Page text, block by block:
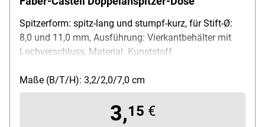
Spitzerform: spitz-lang und stumpf-kurz, für Stift-Ø:
8,0 und 11,0 mm, Ausführung: Vierkantbehälter mit
Lochverschluss, Material: Kunststoff
Maße (B/T/H): 3,2/2,0/7,0 cm
3,15 €